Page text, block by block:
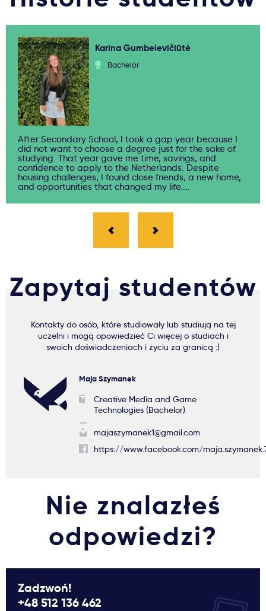
Karina Gumbelevičiūtė
Bachelor
After Secondary School, I took a gap year because I
did not want to choose a degree just for the sake of
studying. That year gave me time, savings, and
confidence to apply to the Netherlands. Despite
housing challenges, I found close friends, a new home,
and opportunities that changed my life....
Zapytaj studentów
Kontakty do osób, które studiowały lub studiują na tej
uczelni i mogą opowiedzieć Ci więcej o studiach i
swoich doświadczeniach i życiu za granicą :)
Maja Szymanek
Creative Media and Game
Technologies (Bachelor)
majaszymanek1@gmail.com
https://www.facebook.com/
Nie znalazłeś
odpowiedzi?
Zadzwoń!
+48 512 136 462